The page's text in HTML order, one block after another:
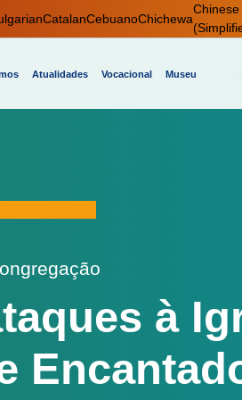
CatalanCebuanoChichewa
Chinese
Atualidades Vocacional Museu
à